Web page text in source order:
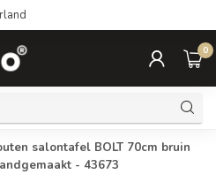
0
salontafel BOLT 70cm bruin
- 43673